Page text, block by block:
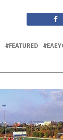
FEATURED